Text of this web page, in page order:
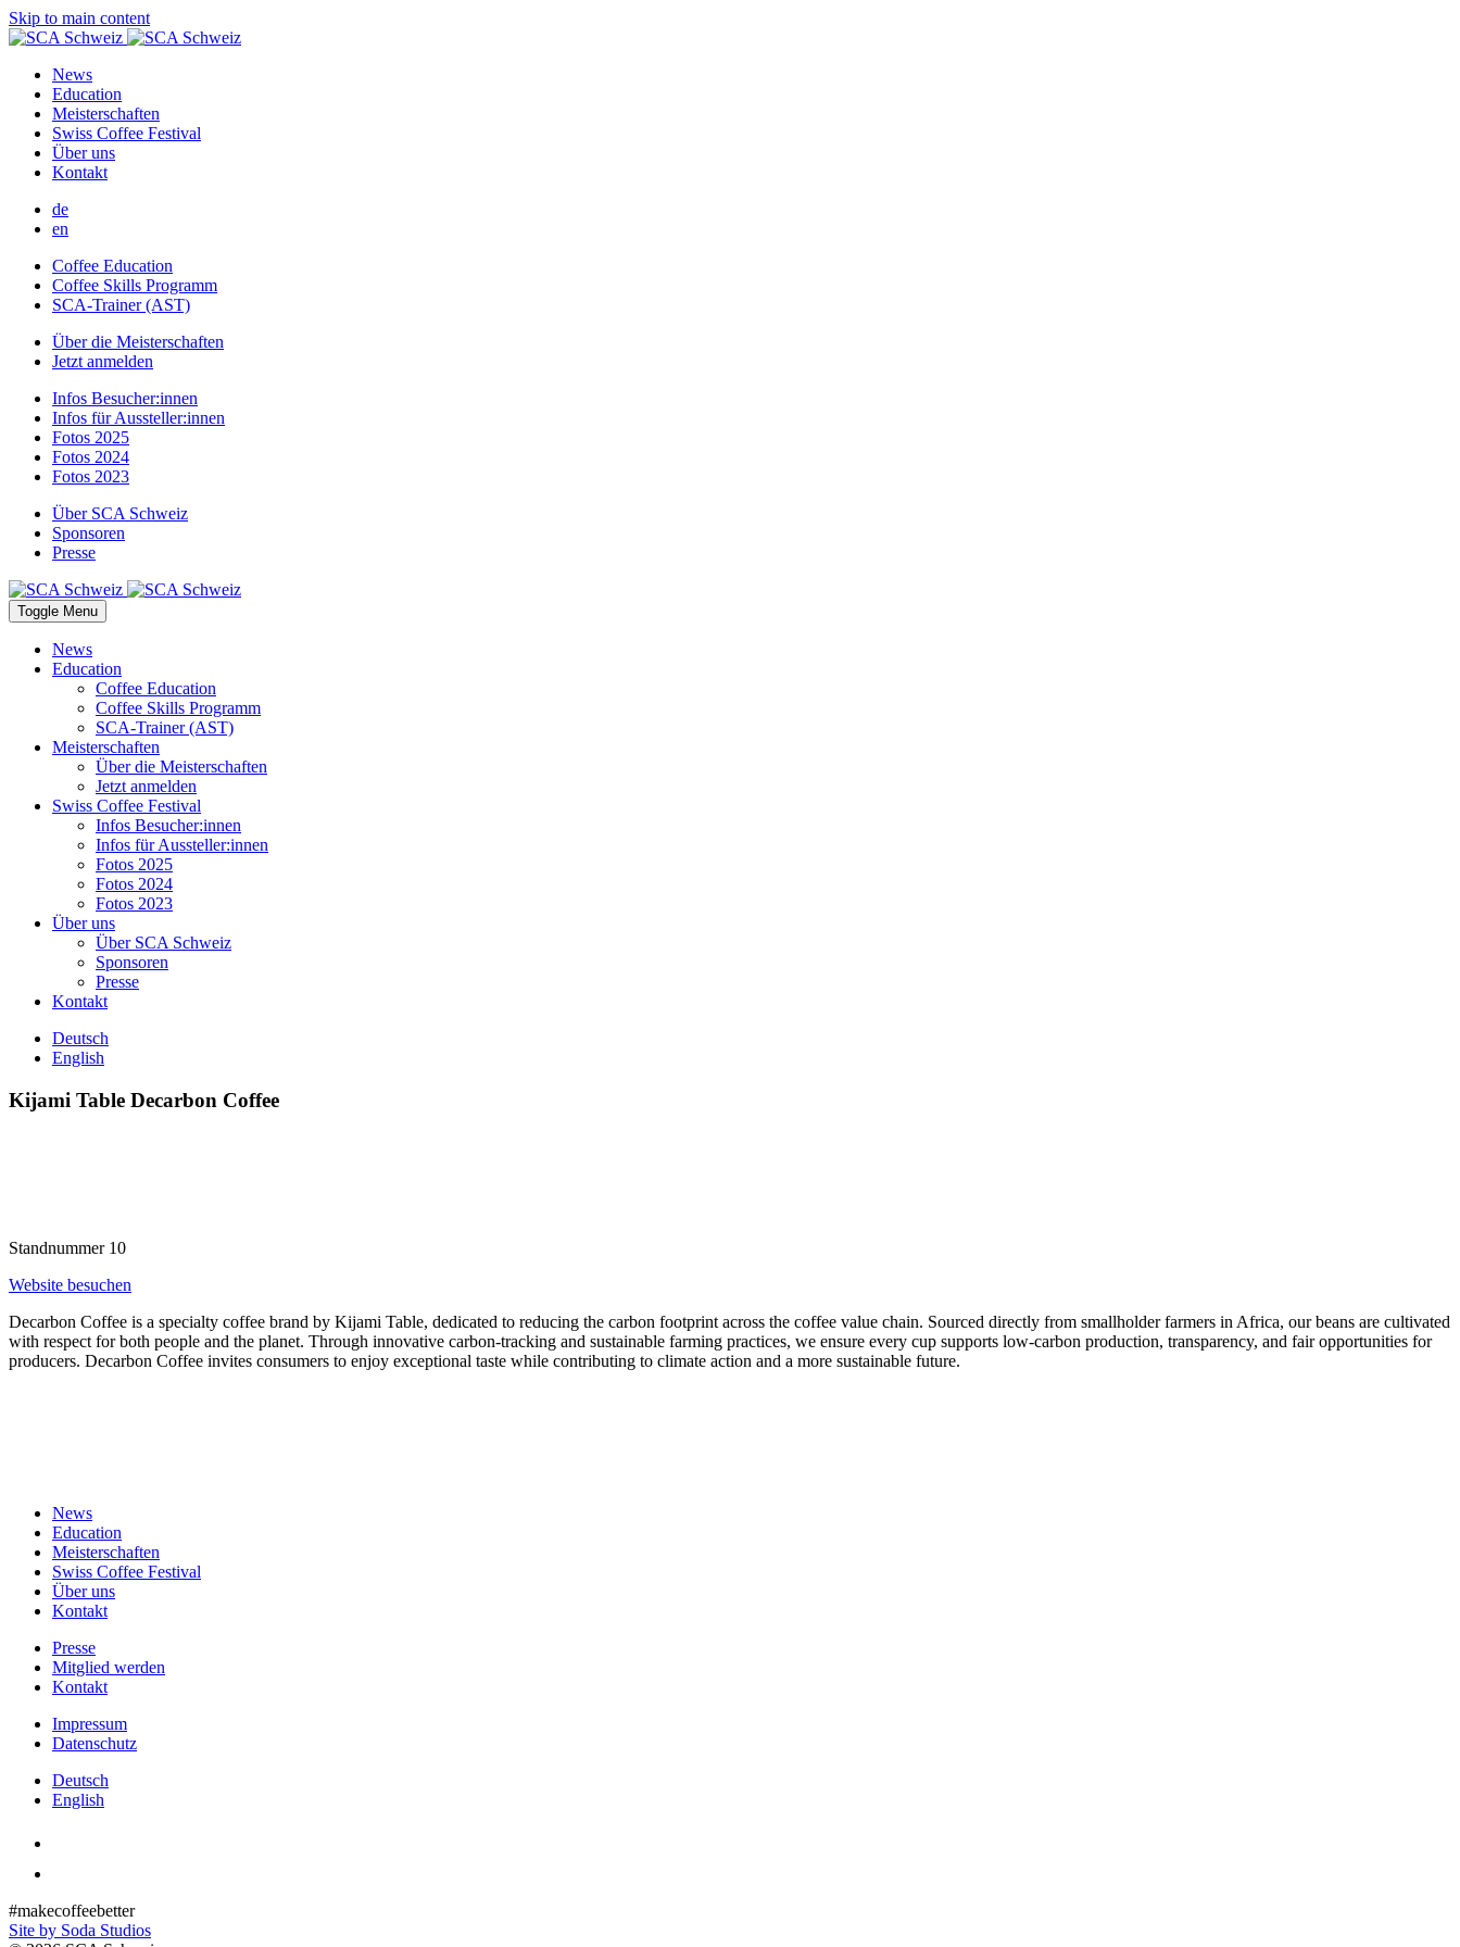
Skip to main content
News
Education
Meisterschaften
Swiss Coffee Festival
Über uns
Kontakt
de
en
Coffee Education
Coffee Skills Programm
SCA-Trainer (AST)
Über die Meisterschaften
Jetzt anmelden
Infos Besucher:innen
Infos für Aussteller:innen
Fotos 2025
Fotos 2024
Fotos 2023
Über SCA Schweiz
Sponsoren
Presse
Toggle Menu
News
Education
Coffee Education
Coffee Skills Programm
SCA-Trainer (AST)
Meisterschaften
Über die Meisterschaften
Jetzt anmelden
Swiss Coffee Festival
Infos Besucher:innen
Infos für Aussteller:innen
Fotos 2025
Fotos 2024
Fotos 2023
Über uns
Über SCA Schweiz
Sponsoren
Presse
Kontakt
Deutsch
English
Kijami Table Decarbon Coffee
Standnummer 10
Website besuchen
Decarbon Coffee is a specialty coffee brand by Kijami Table, dedicated to reducing the carbon footprint across the coffee value chain. Sourced directly from smallholder farmers in Africa, our beans are cultivated
with respect for both people and the planet. Through innovative carbon-tracking and sustainable farming practices, we ensure every cup supports low-carbon production, transparency, and fair opportunities for
producers. Decarbon Coffee invites consumers to enjoy exceptional taste while contributing to climate action and a more sustainable future.
News
Education
Meisterschaften
Swiss Coffee Festival
Über uns
Kontakt
Presse
Mitglied werden
Kontakt
Impressum
Datenschutz
Deutsch
English
#makecoffeebetter
Site by Soda Studios